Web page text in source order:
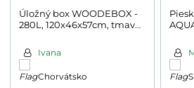
Úložný box WOODEBOX -
280L, 120x46x57cm, tmavo
Ivana
Chorvátsko